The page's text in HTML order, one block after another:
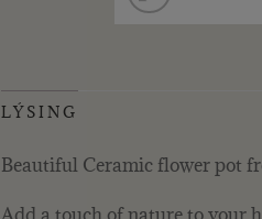
LÝSING
Beautiful Ceramic flower pot